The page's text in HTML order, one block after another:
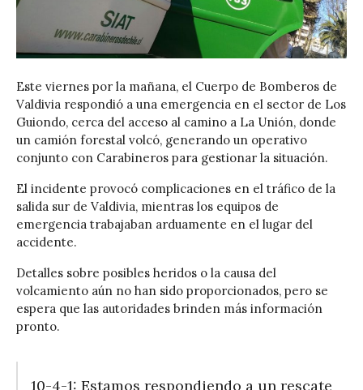
Este viernes por la mañana, el Cuerpo de Bomberos de
Valdivia respondió a una emergencia en el sector de Los
Guiondo, cerca del acceso al camino a La Unión, donde
un camión forestal volcó, generando un operativo
conjunto con Carabineros para gestionar la situación.
El incidente provocó complicaciones en el tráfico de la
salida sur de Valdivia, mientras los equipos de
emergencia trabajaban arduamente en el lugar del
accidente.
Detalles sobre posibles heridos o la causa del
volcamiento aún no han sido proporcionados, pero se
espera que las autoridades brinden más información
pronto.
10-4-1: Estamos respondiendo a un rescate